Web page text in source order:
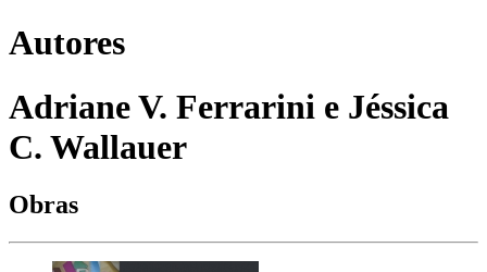
Autores
Adriane V. Ferrarini e Jéssica
C. Wallauer
Obras